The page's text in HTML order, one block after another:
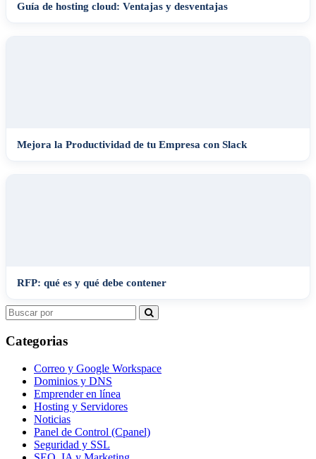
Guía de hosting cloud: Ventajas y desventajas
Mejora la Productividad de tu Empresa con Slack
RFP: qué es y qué debe contener
Search
for:
Categorias
Correo y Google Workspace
Dominios y DNS
Emprender en línea
Hosting y Servidores
Noticias
Panel de Control (Cpanel)
Seguridad y SSL